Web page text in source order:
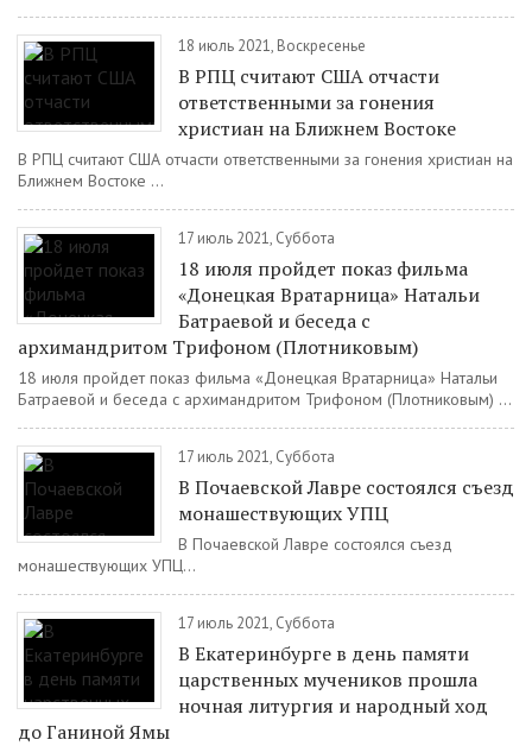
18 июль 2021, Воскресенье
В РПЦ считают США отчасти
ответственными за гонения
христиан на Ближнем Востоке
В РПЦ считают США отчасти ответственными за гонения христиан на
Ближнем Востоке ...
17 июль 2021, Суббота
18 июля пройдет показ фильма
«Донецкая Вратарница» Натальи
Батраевой и беседа с
архимандритом Трифоном (Плотниковым)
18 июля пройдет показ фильма «Донецкая Вратарница» Натальи
Батраевой и беседа с архимандритом Трифоном (Плотниковым) ...
17 июль 2021, Суббота
В Почаевской Лавре состоялся съезд
монашествующих УПЦ
В Почаевской Лавре состоялся съезд
монашествующих УПЦ...
17 июль 2021, Суббота
В Екатеринбурге в день памяти
царственных мучеников прошла
ночная литургия и народный ход
до Ганиной Ямы